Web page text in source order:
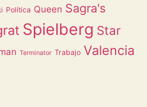
Política Queen Sagra's
Spielberg Star
Terminator Trabajo Valencia